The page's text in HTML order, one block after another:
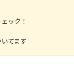
ック！
てます